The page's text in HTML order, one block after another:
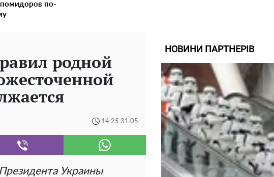
помидоров по-
родной
14:25 31.05
Украины
НОВИНИ ПАРТНЕРІВ